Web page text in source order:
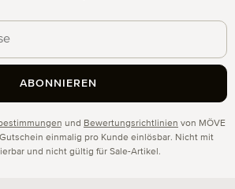
und Bewertungsrichtlinien von MÖVE
einmalig pro Kunde einlösbar. Nicht mit
und nicht gültig für Sale-Artikel.
ABONNIEREN